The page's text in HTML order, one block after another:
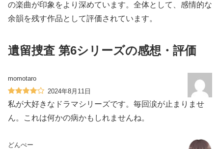
の楽曲が印象をより深めています。全体として、感情的な
余韻を残す作品として評価されています。
遺留捜査 第6シリーズの感想・評価
momotaro
2024年8月11日
私が大好きなドラマシリーズです。毎回涙が止まりませ
ん。これは何かの病かもしれませんね。
どんぺー